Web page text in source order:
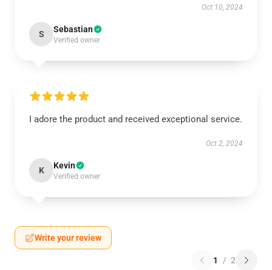
Oct 10, 2024
S Sebastian
Verified owner
I adore the product and received exceptional service.
Oct 2, 2024
K Kevin
Verified owner
Write your review
1 / 2